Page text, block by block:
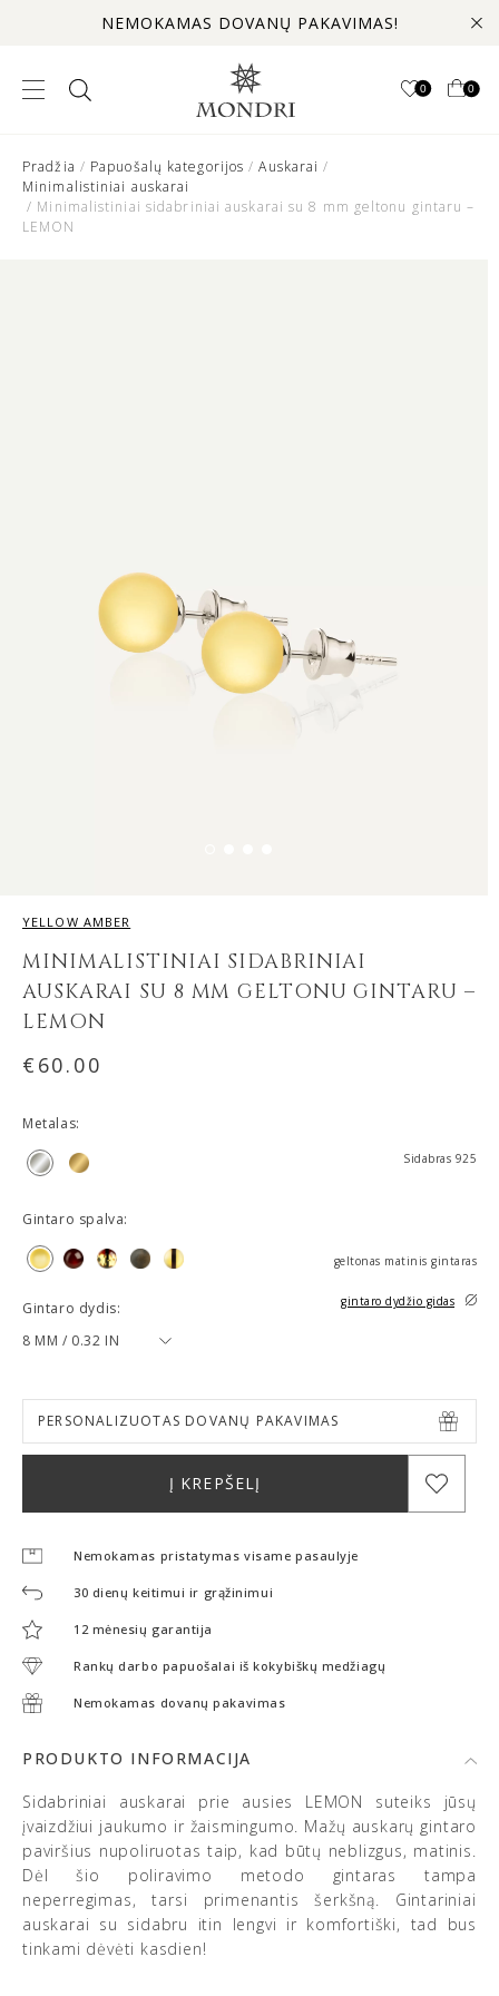
NEMOKAMAS DOVANŲ PAKAVIMAS!
0 0
Pradžia / Papuošalų kategorijos /Auskarai /
Minimalistiniai auskarai
/ Minimalistiniai sidabriniai auskarai su 8 mm geltonu gintaru –
LEMON
YELLOW AMBER
MINIMALISTINIAI SIDABRINIAI
AUSKARAI SU 8 MM GELTONU GINTARU –
LEMON
€ 60.00
Metalas:
Sidabras 925
Gintaro spalva:
geltonas matinis gintaras
Gintaro dydis:
8 MM / 0.32 IN
gintaro dydžio gidas
PERSONALIZUOTAS DOVANŲ PAKAVIMAS
Į KREPŠELĮ
Nemokamas pristatymas visame pasaulyje
30 dienų keitimui ir grąžinimui
12 mėnesių garantija
Rankų darbo papuošalai iš kokybiškų medžiagų
Nemokamas dovanų pakavimas
PRODUKTO INFORMACIJA
Sidabriniai auskarai prie ausies LEMON suteiks jūsų
įvaizdžiui jaukumo ir žaismingumo. Mažų auskarų gintaro
paviršius nupoliruotas taip, kad būtų neblizgus, matinis.
Dėl šio poliravimo metodo gintaras tampa
neperregimas, tarsi primenantis šerkšną. Gintariniai
auskarai su sidabru itin lengvi ir komfortiški, tad bus
tinkami dėvėti kasdien!